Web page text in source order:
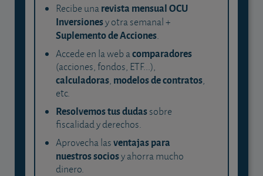
Recibe unarevista mensual OCU
Inversionesy otra semanal +
Suplemento de Acciones.
Accede en la web acomparadores
(acciones, fondos, ETF...),
calculadoras, modelos de contratos,
etc.
Resolvemos tus dudassobre
fiscalidad y derechos.
Aprovecha lasventajas para
nuestros sociosy ahorra mucho
dinero.